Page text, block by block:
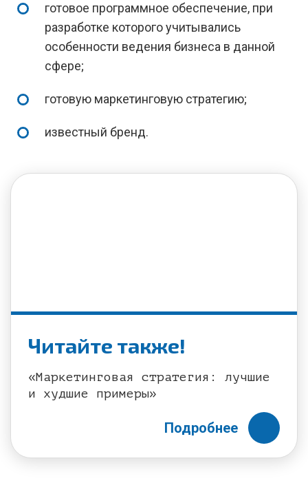
готовое программное обеспечение, при
разработке которого учитывались
особенности ведения бизнеса в данной
сфере;
готовую маркетинговую стратегию;
известный бренд.
Читайте также!
«Маркетинговая стратегия: лучшие
и худшие примеры»
Подробнее